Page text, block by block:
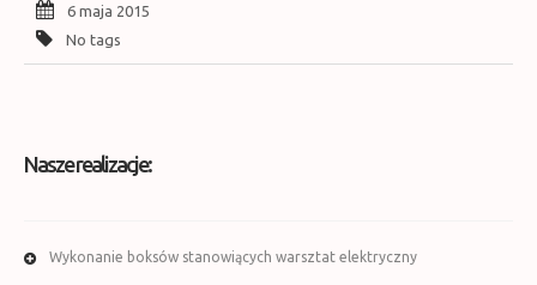
6 maja 2015
No tags
Nasze realizacje:
Wykonanie boksów stanowiących warsztat elektryczny